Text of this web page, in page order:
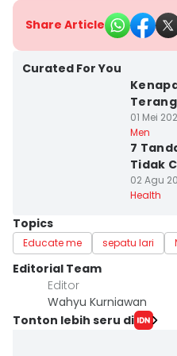
Share Article
Curated For You
01 Mei
Men
7
Tidak
02 Agu
Health
Topics
Educate me sepatu lari
Editorial Team
Editor
Wahyu Kurniawan
Tonton lebih seru di